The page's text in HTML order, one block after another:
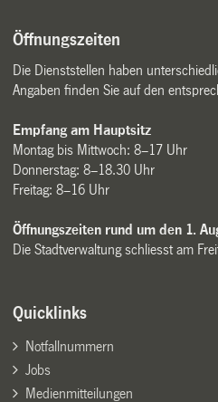
Öffnungszeiten
Die Dienststellen haben
Angaben finden Sie auf den
Empfang am Hauptsitz
Montag bis Mittwoch: 8–17 Uhr
Donnerstag: 8–18.30 Uhr
Freitag: 8–16 Uhr
Öffnungszeiten rund um den 1.
Die Stadtverwaltung schliesst am
Quicklinks
Notfallnummern
Jobs
Medienmitteilungen